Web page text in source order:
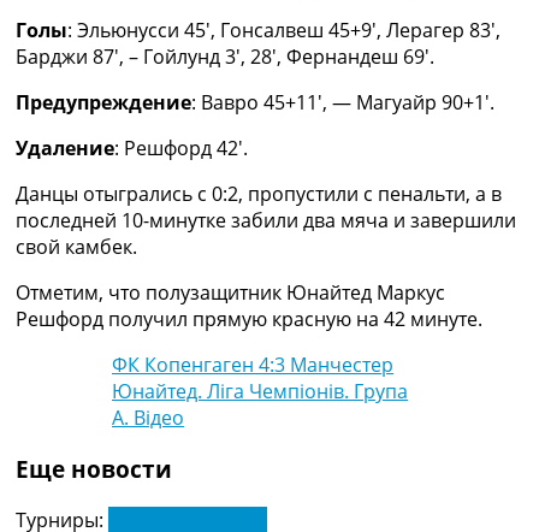
ТВ программа
UA
Categories
Главная
Новости футбола
Видео
Трансферы
Новости футбола Украины
Последние комментарии
Конкурс прогнозов
Логин
Рейтинги
Коллективный прогноз
Голы: Эльюнусси 45′, Гонсалвеш 45+9′, Лерагер 83′,
Барджи 87′, – Гойлунд 3′, 28′, Фернандеш 69′.
Предупреждение: Вавро 45+11′, — Магуайр 90+1′.
Удаление: Решфорд 42′.
Данцы отыгрались с 0:2, пропустили с пенальти, а в
последней 10-минутке забили два мяча и завершили
свой камбек.
Отметим, что полузащитник Юнайтед Маркус
Решфорд получил прямую красную на 42 минуте.
ФК Копенгаген 4:3 Манчестер
Юнайтед. Ліга Чемпіонів. Група
A. Відео
Еще новости
Турниры: